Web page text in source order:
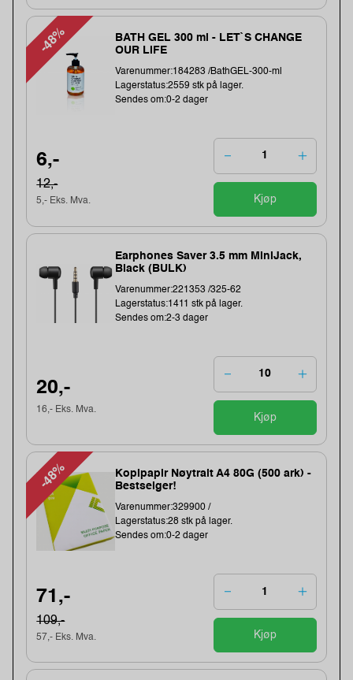
-48%
BATH GEL 300 ml - LET`S CHANGE
OUR LIFE
Varenummer:184283 /BathGEL-300-ml
Lagerstatus:2559 stk på lager.
Sendes om:0-2 dager
6,-
12,-
5,- Eks. Mva. Kjøp
Earphones Saver 3.5 mm MiniJack,
Black (BULK)
Varenummer:221353 /325-62
Lagerstatus:1411 stk på lager.
Sendes om:2-3 dager
20,-
16,- Eks. Mva.
Kjøp
-48%
Kopipapir Nøytralt A4 80G (500 ark) -
Bestselger!
Varenummer:329900 /
Lagerstatus:28 stk på lager.
Sendes om:0-2 dager
71,-
109,-
57,- Eks. Mva. Kjøp